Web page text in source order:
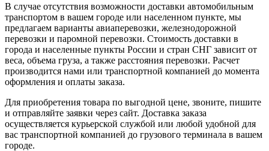
В случае отсутствия возможности доставки автомобильным
транспортом в вашем городе или населенном пункте, мы
предлагаем варианты авиаперевозки, железнодорожной
перевозки и паромной перевозки. Стоимость доставки в
города и населенные пункты России и стран СНГ зависит от
веса, объема груза, а также расстояния перевозки. Расчет
производится нами или транспортной компанией до момента
оформления и оплаты заказа.
Для приобретения товара по выгодной цене, звоните, пишите
и отправляйте заявки через сайт. Доставка заказа
осуществляется курьерской службой или любой удобной для
вас транспортной компанией до грузового терминала в вашем
городе.